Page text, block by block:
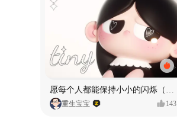
重生宝宝 143